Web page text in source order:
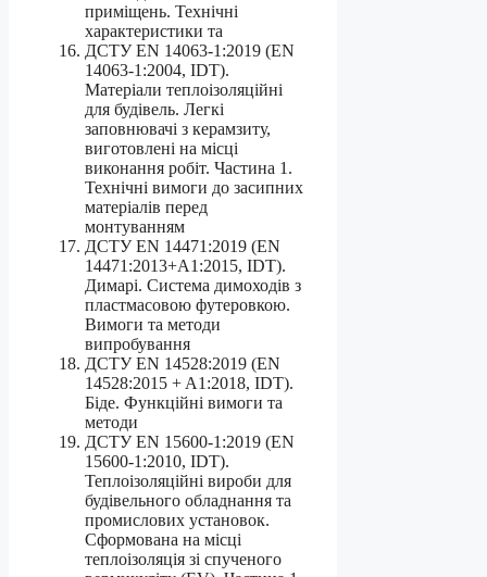
приміщень. Технічні
характеристики та
ДСТУ EN 14063-1:2019 (EN
14063-1:2004, IDT).
Матеріали теплоізоляційні
для будівель. Легкі
заповнювачі з керамзиту,
виготовлені на місці
виконання робіт. Частина 1.
Технічні вимоги до засипних
матеріалів перед
монтуванням
ДСТУ EN 14471:2019 (EN
14471:2013+A1:2015, IDT).
Димарі. Система димоходів з
пластмасовою футеровкою.
Вимоги та методи
випробування
ДСТУ EN 14528:2019 (EN
14528:2015 + A1:2018, IDT).
Біде. Функційні вимоги та
методи
ДСТУ EN 15600-1:2019 (EN
15600-1:2010, IDT).
Теплоізоляційні вироби для
будівельного обладнання та
промислових установок.
Сформована на місці
теплоізоляція зі спученого